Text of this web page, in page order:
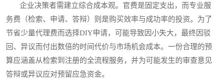
企业决策者需建立综合成本观。官费是固定支出，而专业服
务费（检索、申请、答辩）则是购买效率与成功率的投资。为了
节省少量代理费而选择DIY申请，可能导致因小失大，最终因驳
回、异议而付出数倍的时间代价与市场机会成本。一份合理的预
算应涵盖从检索到注册的全流程服务，并为可能发生的审查意见
答辩或异议应对预留应急资金。